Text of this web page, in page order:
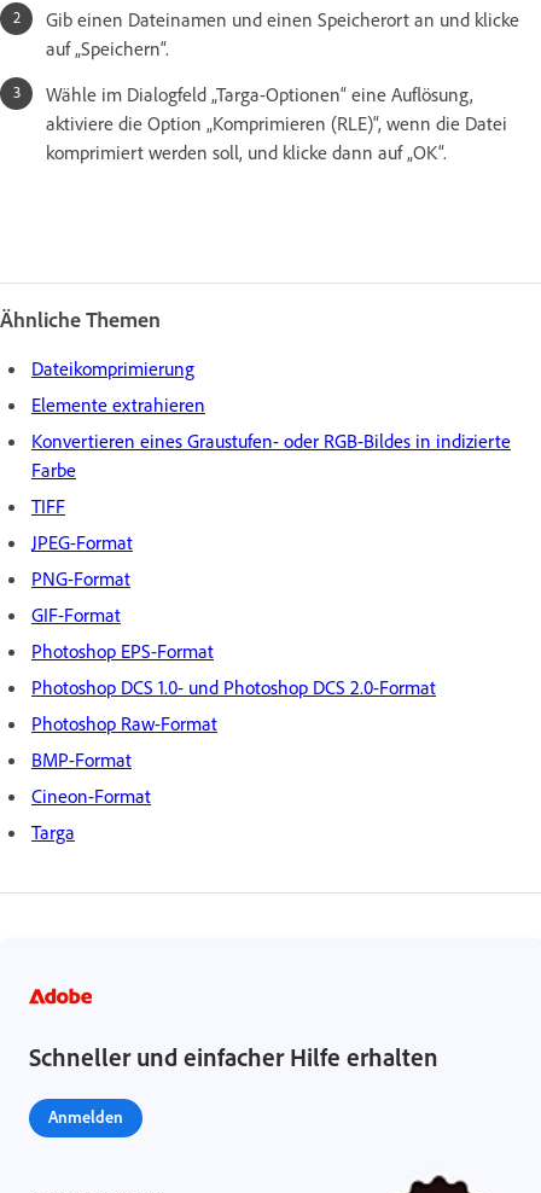
Gib einen Dateinamen und einen Speicherort an und klicke
auf „Speichern“.
Wähle im Dialogfeld „Targa-Optionen“ eine Auflösung,
aktiviere die Option „Komprimieren (RLE)“, wenn die Datei
komprimiert werden soll, und klicke dann auf „OK“.
Ähnliche Themen
Dateikomprimierung
Elemente extrahieren
Konvertieren eines Graustufen- oder RGB-Bildes in indizierte
Farbe
TIFF
JPEG-Format
PNG-Format
GIF-Format
Photoshop EPS-Format
Photoshop DCS 1.0- und Photoshop DCS 2.0-Format
Photoshop Raw-Format
BMP-Format
Cineon-Format
Targa
Schneller und einfacher Hilfe erhalten
Anmelden